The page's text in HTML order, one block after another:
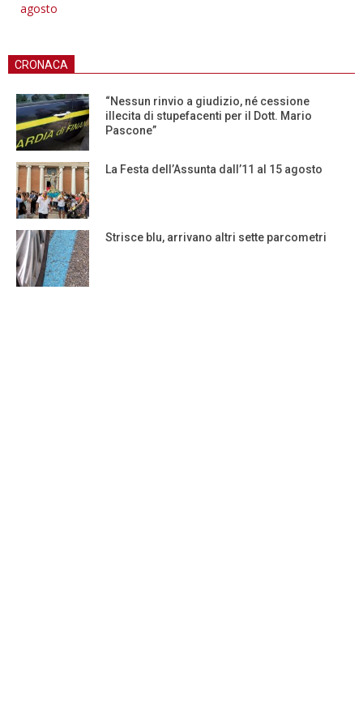
agosto
CRONACA
“Nessun rinvio a giudizio, né cessione
illecita di stupefacenti per il Dott. Mario
Pascone”
La Festa dell’Assunta dall’11 al 15 agosto
Strisce blu, arrivano altri sette parcometri